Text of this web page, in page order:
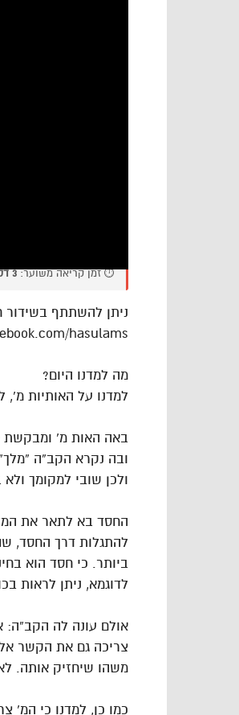
⏱️ זמן קריאה משוער:3 דקות
hasulams
מה למדנו היום?
למדנו על האותיות
באה האות מ’ ומבקשת
ובה נקרא הקב”ה
ולכן שובי למקומך
החסד בא לתאר את
להתגלות דרך החסד,
ביותר. כי חסד הוא
לדוגמא, ניתן לראות
אולם עונה לה הקב”ה:
צריכה גם את הקשר אל
משהו שיחזיק אותה.
כמו כן, למדנו כי המ’